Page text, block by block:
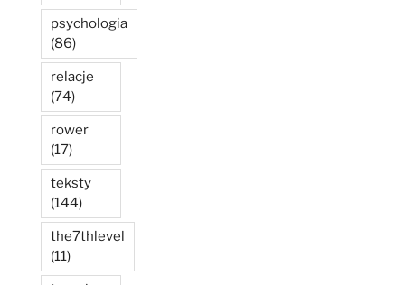
psychologia
(86)
relacje
(74)
rower
(17)
teksty
(144)
the7thlevel
(11)